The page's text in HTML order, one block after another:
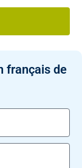
français de